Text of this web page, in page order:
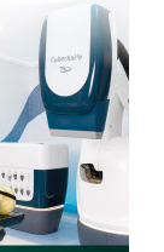
de
legales
las leyes
en estado
digitales al